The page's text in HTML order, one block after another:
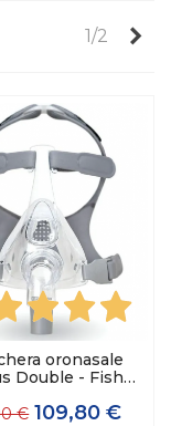
1/2
oronasale
Double - Fisher
€ 109,80 €